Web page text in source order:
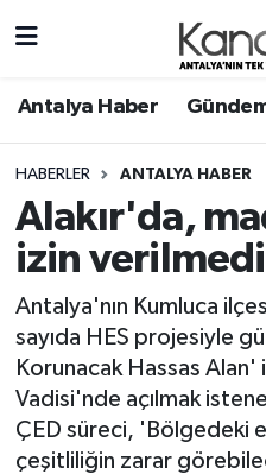
Antalya Haber
HABERLER ANTALYA HABER
Alakır'da,
izin verilmedi
Antalya'nın Kumluca
sayıda HES projesiyle
Korunacak Hassas Alan'
Vadisi'nde açılmak
ÇED süreci, 'Bölgedeki
çeşitliliğin zarar
Antalya Haber
Dünya
Eğitim
Ekonomi
Gündem
Günün Manşetleri
Hava Durumu
Trafik Durumu
Süper Lig Puan
Tüm Manşetler
Son Dakika Haberleri
Haber Arşivi